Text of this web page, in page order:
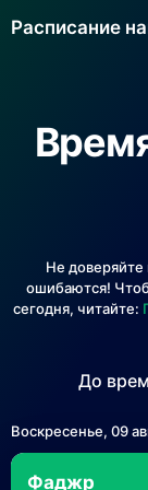
Расписание
Не доверяйте
ошибаются!
сегодня, читайте:
До
Воскресенье, 09
Фаджр